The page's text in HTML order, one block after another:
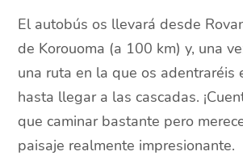
El autobús os llevará desde
de Korouoma (a 100 km) y, una
una ruta en la que os adentraréis
hasta llegar a las cascadas.
que caminar bastante pero
paisaje realmente impresionante.